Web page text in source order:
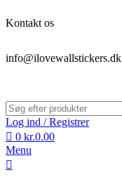
Kontakt os
info@ilovewallstickers.dk
Log ind / Registrer
0 kr.0.00
Menu